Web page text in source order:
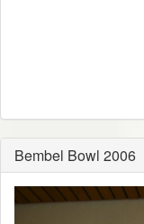
Bembel Bowl 2006